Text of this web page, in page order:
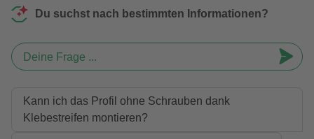
Du suchst nach bestimmten Informationen?
Deine Frage ...
Kann ich das Profil ohne Schrauben dank
Klebestreifen montieren?